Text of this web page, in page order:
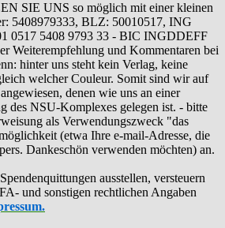
SIE UNS so möglich mit einer kleinen
5408979333, BLZ: 50010517, ING
0517 5408 9793 33 - BIC INGDDEFF
Weiterempfehlung und Kommentaren bei
hinter uns steht kein Verlag, keine
welcher Couleur. Somit sind wir auf
denen wie uns an einer
des NSU-Komplexes gelegen ist. - bitte
als Verwendungszweck "das
(etwa Ihre e-mail-Adresse, die
Dankeschön verwenden möchten) an.
ausstellen, versteuern
und sonstigen rechtlichen Angaben